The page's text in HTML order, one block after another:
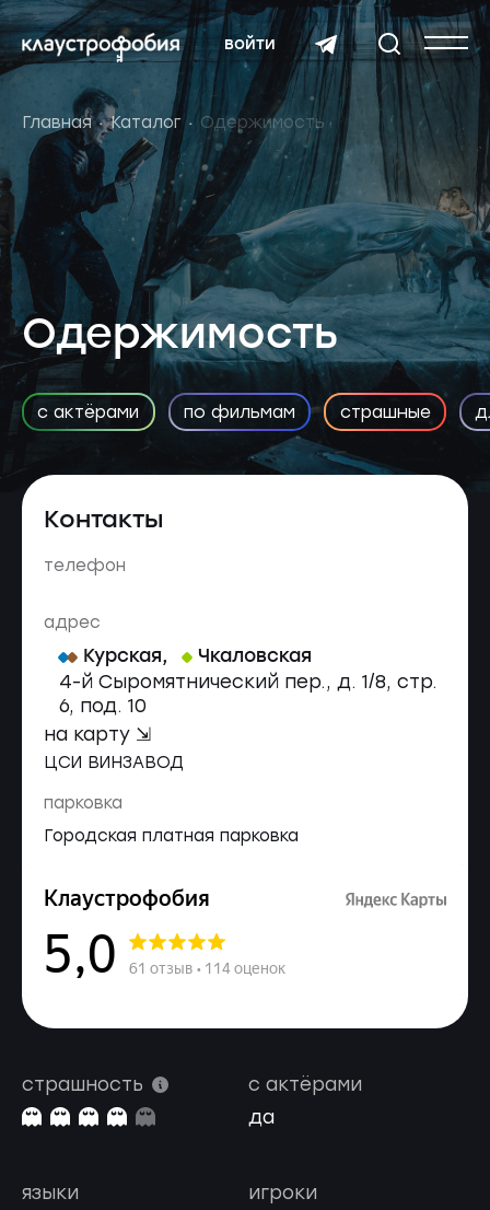
войти
Главная Каталог Одержимость
Одержимость
с актёрами по фильмам страшные
Контакты
телефон
адрес
Курская, Чкаловская
4-й Сыромятнический пер., д. 1/8, стр.
6, под. 10
на карту ⇲
ЦСИ ВИНЗАВОД
парковка
Городская платная парковка
страшность
с актёрами
да
игроки
языки